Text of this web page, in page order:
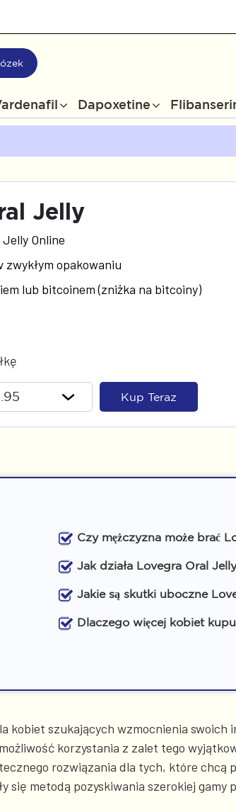
Dapoxetine
Jelly
Online
zwykłym opakowaniu
lub bitcoinem (zniżka na bitcoiny)
Kup Teraz
Czy mężczyzna może brać
Jak działa Lovegra Oral
Jakie są skutki uboczne
Dlaczego więcej kobiet
kobiet szukających wzmocnienia
korzystania z zalet tego
rozwiązania dla tych, które chcą
się metodą pozyskiwania szerokiej gamy